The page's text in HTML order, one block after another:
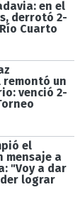
en el
derrotó 2-
Cuarto
remontó un
venció 2-
el
mensaje a
"Voy a dar
lograr